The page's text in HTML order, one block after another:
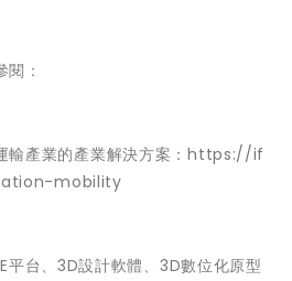
：
輸產業的產業解決方案：https://if
mobility
平台、3D設計軟體、3D數位化原型